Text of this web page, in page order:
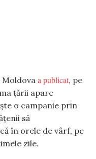
Moldova a publicat, pe
țării apare
o campanie prin
să
în orele de vârf, pe
zile.